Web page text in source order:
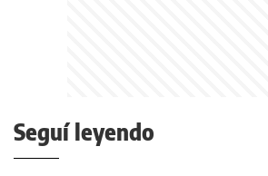
Seguí leyendo